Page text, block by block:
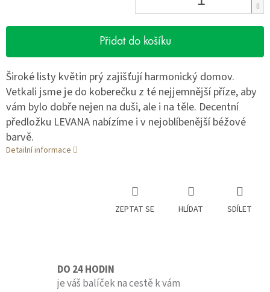
Přidat do košíku
Široké listy květin prý zajišťují harmonický domov.
Vetkali jsme je do koberečku z té nejjemnější příze, aby
vám bylo dobře nejen na duši, ale i na těle. Decentní
předložku LEVANA nabízíme i v nejoblíbenější béžové
barvě.
Detailní informace
ZEPTAT SE HLÍDAT SDÍLET
DO 24 HODIN
je váš balíček na cestě k vám